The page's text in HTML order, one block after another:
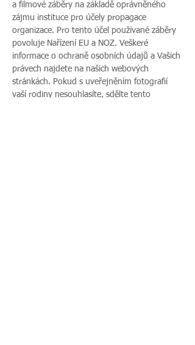
a filmové záběry na základě oprávněného
zájmu instituce pro účely propagace
organizace. Pro tento účel používané záběry
povoluje Nařízení EU a NOZ. Veškeré
informace o ochraně osobních údajů a Vašich
právech najdete na našich webových
stránkách. Pokud s uveřejněním fotografií
vaší rodiny nesouhlasíte, sdělte tento